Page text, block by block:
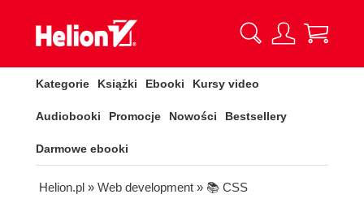
Kategorie Książki Ebooki Kursy video
Audiobooki Promocje Nowości Bestsellery
Darmowe ebooki
Helion.pl » Web development » 📚 CSS